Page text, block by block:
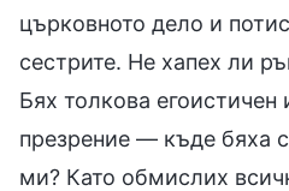
църковното дело и
сестрите. Не хапех ли
Бях толкова егоистичен
презрение — къде бяха
ми? Като обмислих